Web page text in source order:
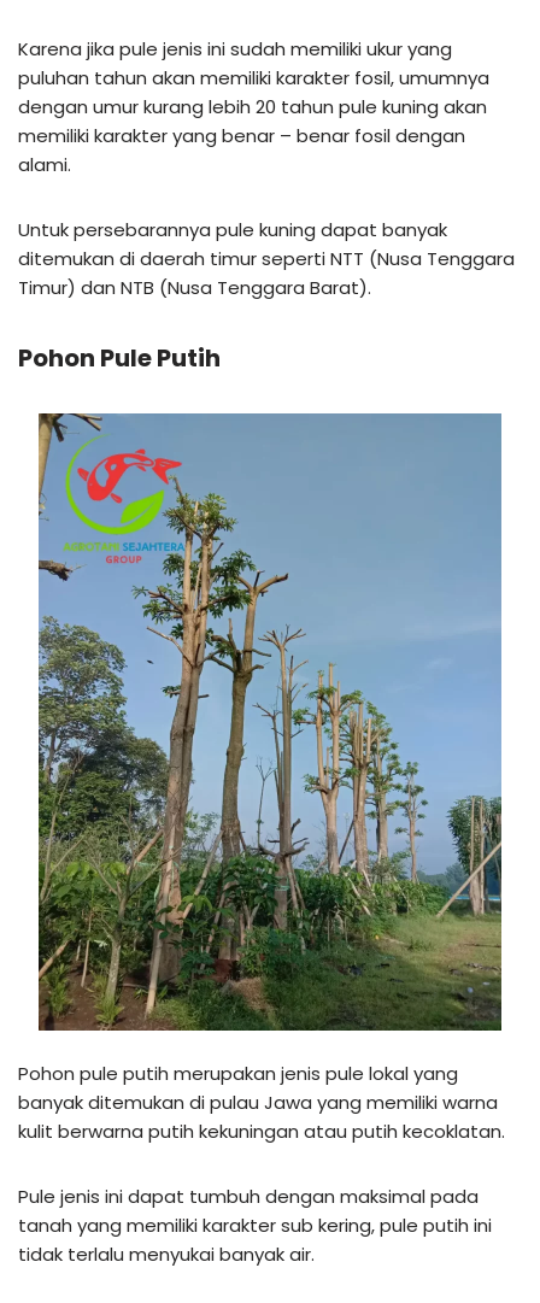
Karena jika pule jenis ini sudah memiliki ukur yang
puluhan tahun akan memiliki karakter fosil, umumnya
dengan umur kurang lebih 20 tahun pule kuning akan
memiliki karakter yang benar – benar fosil dengan
alami.
Untuk persebarannya pule kuning dapat banyak
ditemukan di daerah timur seperti NTT (Nusa Tenggara
Timur) dan NTB (Nusa Tenggara Barat).
Pohon Pule Putih
Pohon pule putih merupakan jenis pule lokal yang
banyak ditemukan di pulau Jawa yang memiliki warna
kulit berwarna putih kekuningan atau putih kecoklatan.
Pule jenis ini dapat tumbuh dengan maksimal pada
tanah yang memiliki karakter sub kering, pule putih ini
tidak terlalu menyukai banyak air.